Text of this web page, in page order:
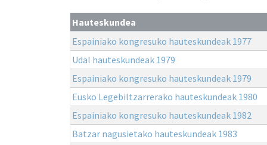
Hauteskundea
Espainiako kongresuko hauteskundeak 1977
Udal hauteskundeak 1979
Espainiako kongresuko hauteskundeak 1979
Eusko Legebiltzarrerako hauteskundeak 1980
Espainiako kongresuko hauteskundeak 1982
Batzar nagusietako hauteskundeak 1983